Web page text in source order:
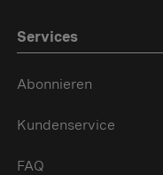
Services
Abonnieren
Kundenservice
FAQ